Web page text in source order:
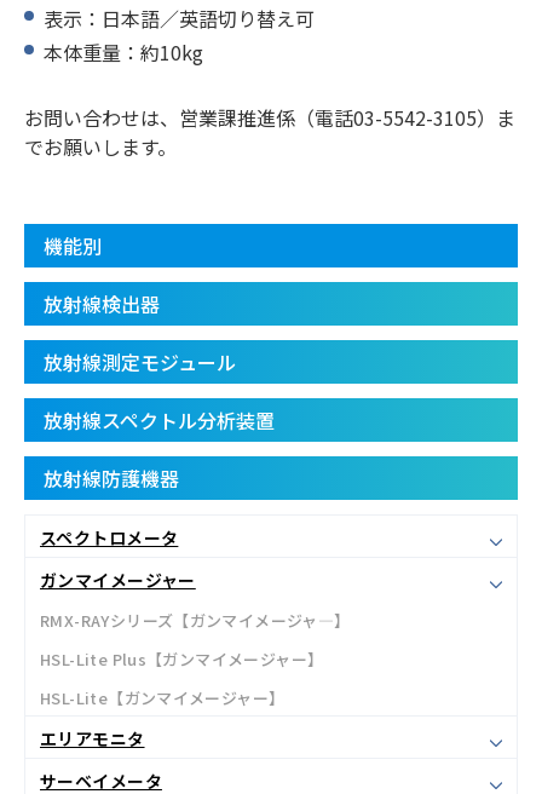
表示：日本語／英語切り替え可
本体重量：約10kg
お問い合わせは、営業課推進係（電話03-5542-3105）ま
でお願いします。
機能別
放射線検出器
放射線測定モジュール
放射線スペクトル分析装置
放射線防護機器
スペクトロメータ
ガンマイメージャー
RMX-RAYシリーズ【ガンマイメージャ―】
HSL-Lite Plus【ガンマイメージャー】
HSL-Lite【ガンマイメージャー】
エリアモニタ
サーベイメータ